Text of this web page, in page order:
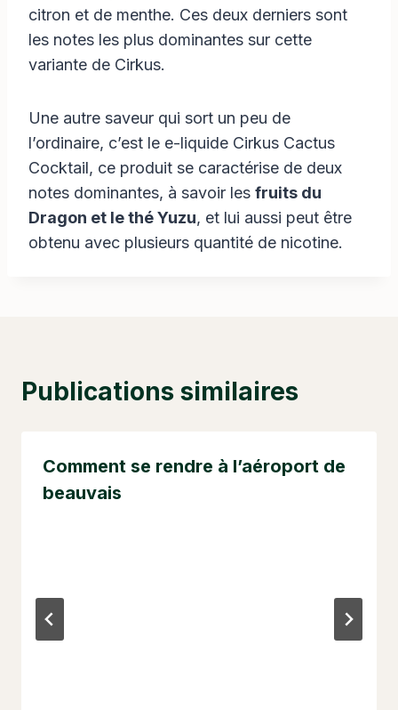
citron et de menthe. Ces deux derniers sont
les notes les plus dominantes sur cette
variante de Cirkus.
Une autre saveur qui sort un peu de
l’ordinaire, c’est le e-liquide Cirkus Cactus
Cocktail, ce produit se caractérise de deux
notes dominantes, à savoir les fruits du
Dragon et le thé Yuzu, et lui aussi peut être
obtenu avec plusieurs quantité de nicotine.
Publications similaires
Comment se rendre à l’aéroport de
beauvais